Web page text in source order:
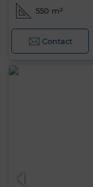
550 m²
Contact